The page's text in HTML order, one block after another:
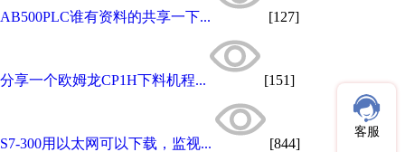
AB500PLC谁有资料的共享一下... [127]
分享一个欧姆龙CP1H下料机程... [151]
S7-300用以太网可以下载，监视... [844]
客服